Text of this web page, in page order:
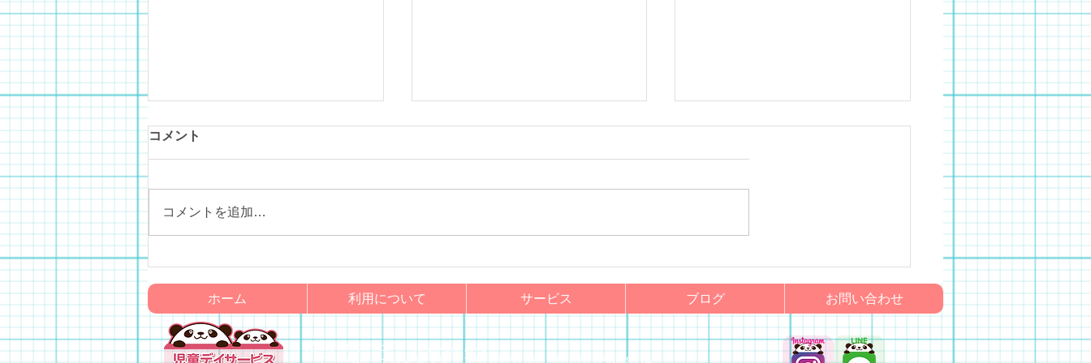
城山オレンジ園
コメント
コメントを追加…
ホーム 利用について サービス ブログ お問い合わせ
児童デイサービス ふぁんふぁん